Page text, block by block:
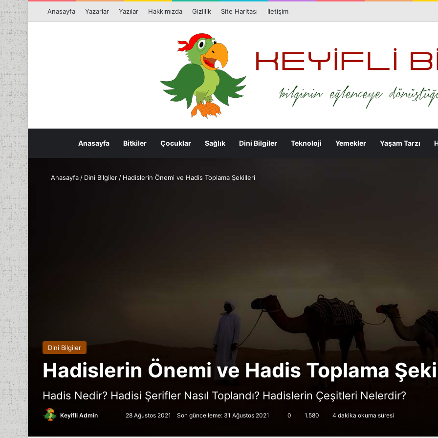
Anasayfa Yazarlar Yazılar Hakkımızda Gizlilik Site Haritası İletişim
Anasayfa Bitkiler Çocuklar Sağlık Dini Bilgiler Teknoloji Yemekler Yaşam Tarzı
Anasayfa / Dini Bilgiler / Hadislerin Önemi ve Hadis Toplama Şekilleri
Dini Bilgiler
Hadislerin Önemi ve Hadis Toplama
Hadis Nedir? Hadisi Şerifler Nasıl Toplandı? Hadislerin Çeşitleri Nelerdir?
Keyifli Admin 28 Ağustos 2021 Son güncelleme: 31 Ağustos 2021 0 1.580 4 dakika okuma süresi